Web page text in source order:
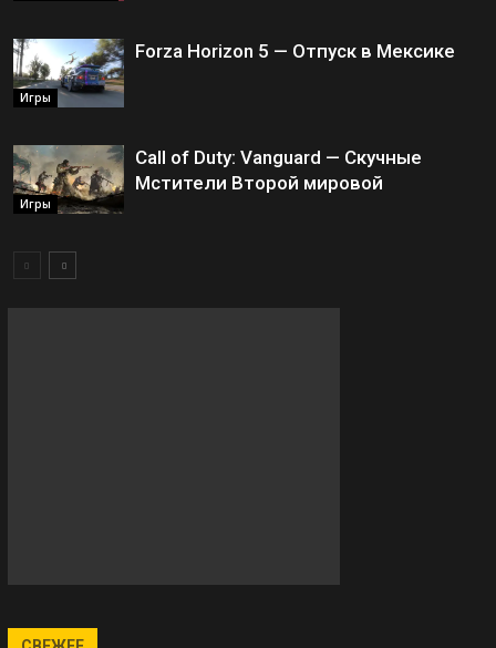
Игры
Forza Horizon 5 — Отпуск в Мексике
Игры
Call of Duty: Vanguard — Скучные
Мстители Второй мировой